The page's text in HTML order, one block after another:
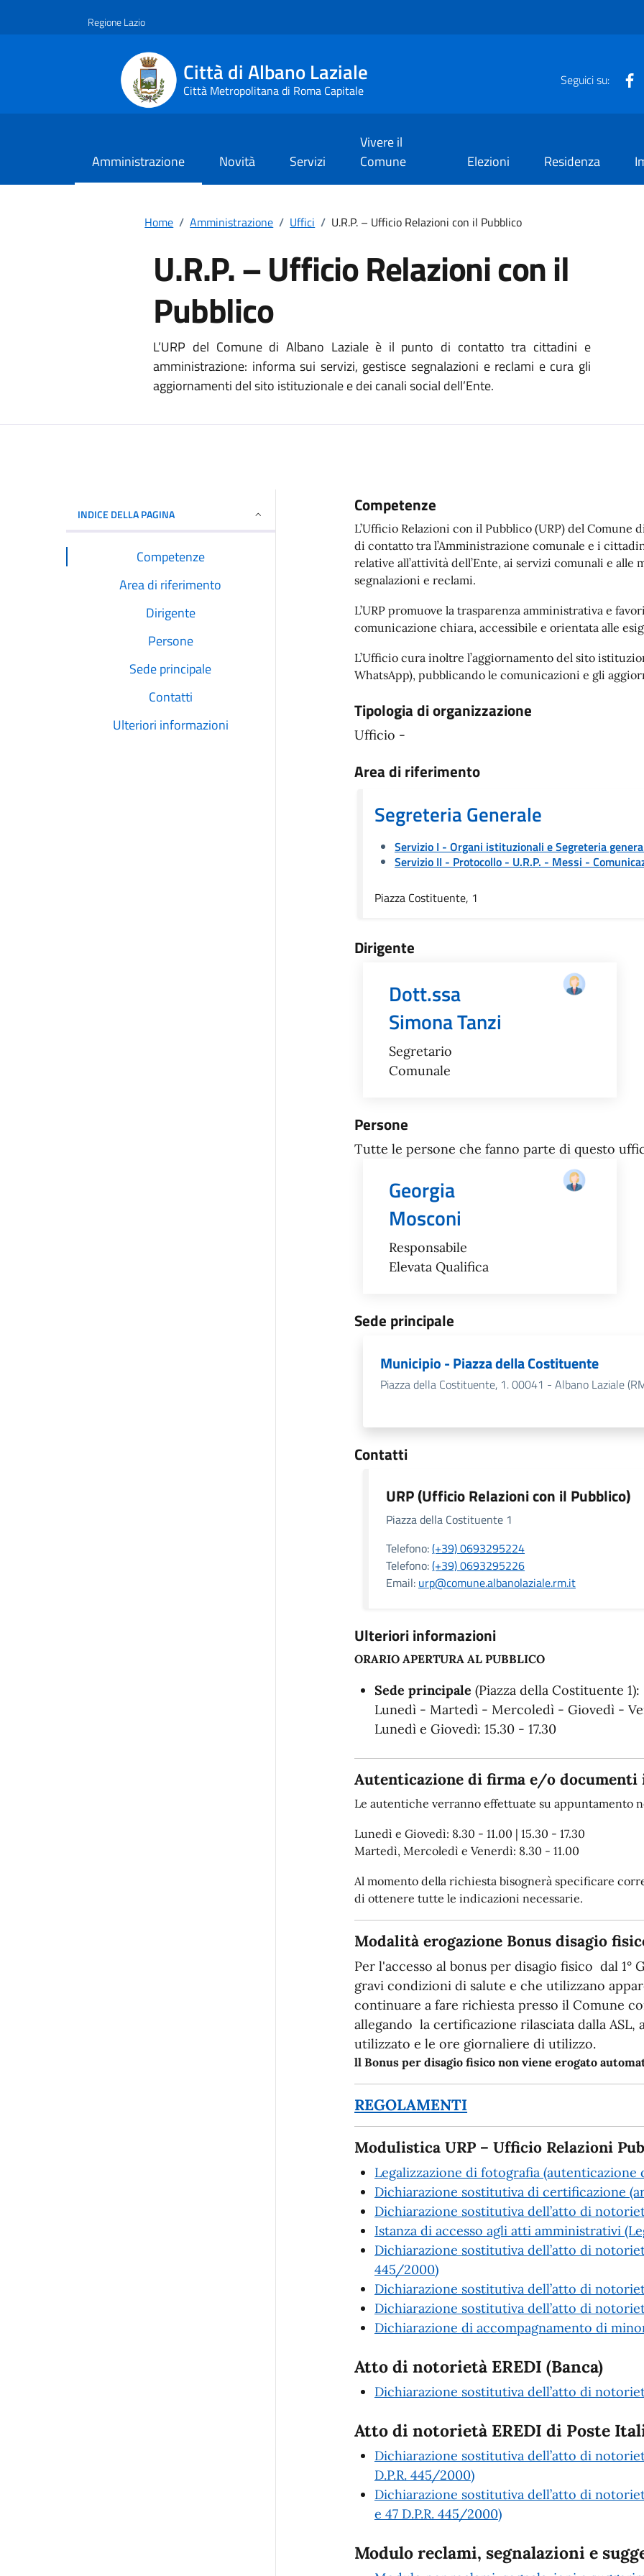
Regione Lazio
Città di Albano Laziale
Città Metropolitana di Roma Capitale
Seguici su:
Amministrazione Novità Servizi
Vivere il
Comune
Elezioni Residenza
Home / Amministrazione / Uffici / U.R.P. – Ufficio Relazioni con il Pubblico
U.R.P. – Ufficio Relazioni con il
Pubblico
L’URP del Comune di Albano Laziale è il punto di contatto tra cittadini e
amministrazione: informa sui servizi, gestisce segnalazioni e reclami e cura gli
aggiornamenti del sito istituzionale e dei canali social dell’Ente.
INDICE DELLA PAGINA
Competenze
Area di riferimento
Dirigente
Persone
Sede principale
Contatti
Ulteriori informazioni
Competenze
L’Ufficio Relazioni con il Pubblico (URP) del
di contatto tra l’Amministrazione comunale e i
relative all’attività dell’Ente, ai servizi comunali e
segnalazioni e reclami.
L’URP promuove la trasparenza amministrativa e
comunicazione chiara, accessibile e orientata alle
L’Ufficio cura inoltre l’aggiornamento del sito
WhatsApp), pubblicando le comunicazioni e gli
Tipologia di organizzazione
Ufficio -
Area di riferimento
Segreteria Generale
Servizio I - Organi istituzionali e Segreteria
Servizio II - Protocollo - U.R.P. - Messi -
Piazza Costituente, 1
Dirigente
Dott.ssa
Simona Tanzi
Segretario
Comunale
Persone
Tutte le persone che fanno parte di questo
Georgia
Mosconi
Responsabile
Elevata Qualifica
Sede principale
Municipio - Piazza della Costituente
Piazza della Costituente, 1. 00041 - Albano Laziale
Contatti
URP (Ufficio Relazioni con il Pubblico)
Piazza della Costituente 1
Telefono:(+39) 0693295224
Telefono:(+39) 0693295226
Email: urp@comune.albanolaziale.rm.it
Ulteriori informazioni
ORARIO APERTURA AL PUBBLICO
Sede principale (Piazza della Costituente 1):
Lunedì - Martedì - Mercoledì - Giovedì -
Lunedì e Giovedì: 15.30 - 17.30
Autenticazione di firma e/o documenti
Le autentiche verranno effettuate su appuntamento
Lunedì e Giovedì: 8.30 - 11.00 | 15.30 - 17.30
Martedì, Mercoledì e Venerdì: 8.30 - 11.00
Al momento della richiesta bisognerà specificare
di ottenere tutte le indicazioni necessarie.
Modalità erogazione Bonus disagio
Per l'accesso al bonus per disagio fisico dal 1°
gravi condizioni di salute e che utilizzano
continuare a fare richiesta presso il Comune
allegando la certificazione rilasciata dalla
utilizzato e le ore giornaliere di utilizzo.
ll Bonus per disagio fisico non viene erogato
REGOLAMENTI
Modulistica URP – Ufficio Relazioni
Legalizzazione di fotografia (autenticazione
Dichiarazione sostitutiva di certificazione
Dichiarazione sostitutiva dell’atto di
Istanza di accesso agli atti amministrativi
Dichiarazione sostitutiva dell’atto di
445/2000)
Dichiarazione sostitutiva dell’atto di
Dichiarazione sostitutiva dell’atto di
Dichiarazione di accompagnamento di
Atto di notorietà EREDI (Banca)
Dichiarazione sostitutiva dell’atto di
Atto di notorietà EREDI di Poste
Dichiarazione sostitutiva dell’atto di
D.P.R. 445/2000)
Dichiarazione sostitutiva dell’atto di
e 47 D.P.R. 445/2000)
Modulo reclami, segnalazioni e